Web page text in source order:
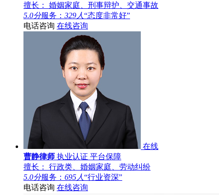
擅长： 婚姻家庭、刑事辩护、交通事故
5.0分服务： 329人“态度非常好”
电话咨询 在线咨询
在线
曹静律师 执业认证 平台保障
擅长： 行政类、婚姻家庭、劳动纠纷
5.0分服务： 695人“行业资深”
电话咨询 在线咨询